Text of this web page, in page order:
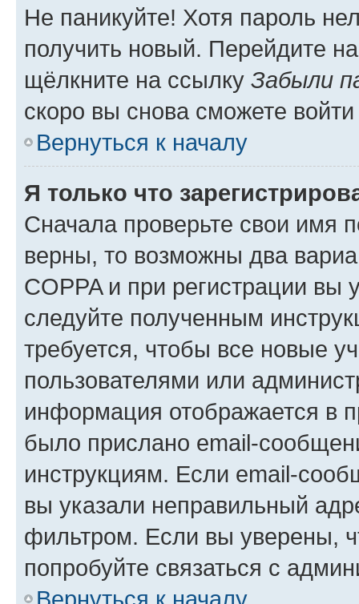
Не паникуйте! Хотя пароль
получить новый. Перейдите
щёлкните на ссылку Забыли
скоро вы снова сможете
Вернуться к началу
Я только что
Сначала проверьте свои имя
верны, то возможны два
COPPA и при регистрации вы
следуйте полученным
требуется, чтобы все новые
пользователями или
информация отображается в
было прислано email-
инструкциям. Если email-
вы указали неправильный
фильтром. Если вы уверены,
попробуйте связаться с
Вернуться к началу